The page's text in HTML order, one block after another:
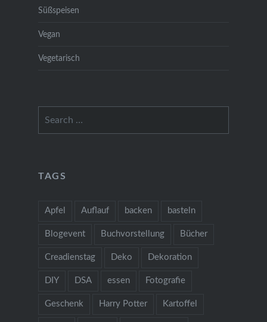
Süßspeisen
Vegan
Vegetarisch
TAGS
Apfel Auflauf backen basteln
Blogevent Buchvorstellung Bücher
Creadienstag Deko Dekoration
DIY DSA essen Fotografie
Geschenk Harry Potter Kartoffel